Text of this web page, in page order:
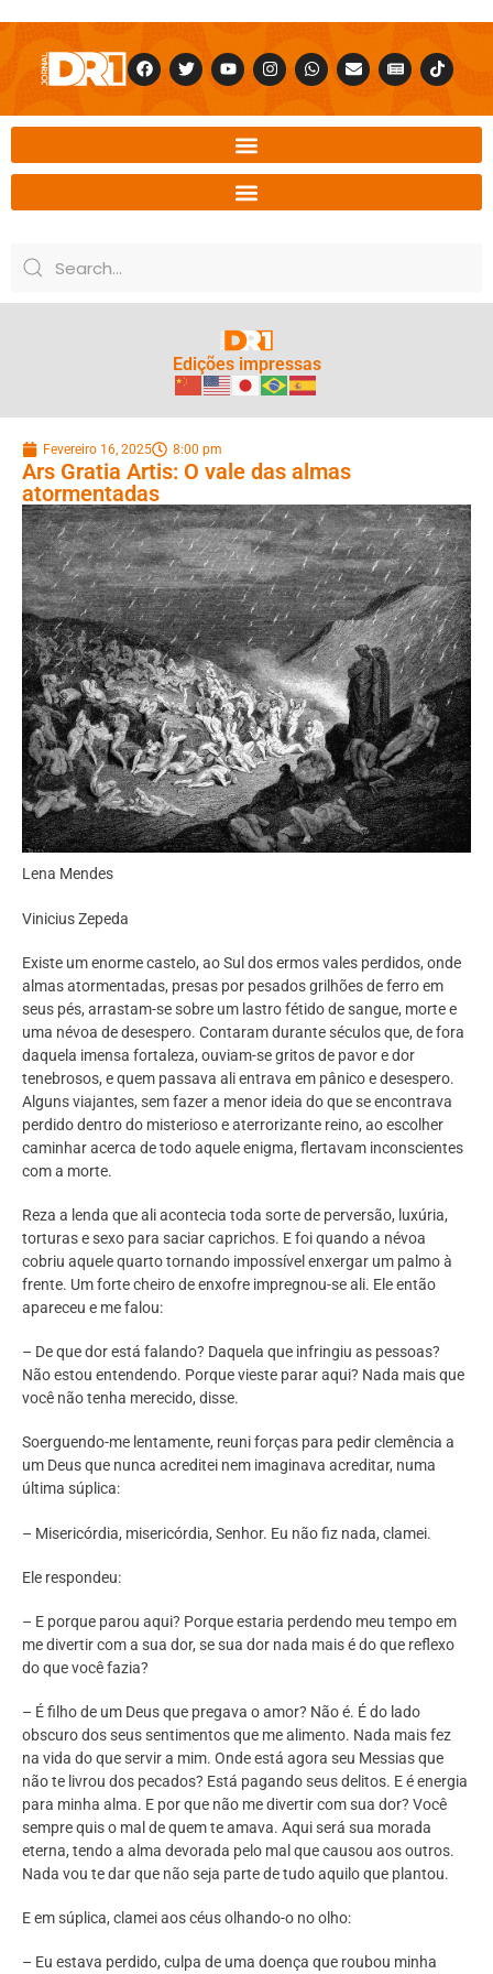
Edições impressas
Fevereiro 16, 2025 8:00 pm
Ars Gratia Artis: O vale das almas
atormentadas
Lena Mendes
Vinicius Zepeda
Existe um enorme castelo, ao Sul dos ermos vales perdidos, onde
almas atormentadas, presas por pesados grilhões de ferro em
seus pés, arrastam-se sobre um lastro fétido de sangue, morte e
uma névoa de desespero. Contaram durante séculos que, de fora
daquela imensa fortaleza, ouviam-se gritos de pavor e dor
tenebrosos, e quem passava ali entrava em pânico e desespero.
Alguns viajantes, sem fazer a menor ideia do que se encontrava
perdido dentro do misterioso e aterrorizante reino, ao escolher
caminhar acerca de todo aquele enigma, flertavam inconscientes
com a morte.
Reza a lenda que ali acontecia toda sorte de perversão, luxúria,
torturas e sexo para saciar caprichos. E foi quando a névoa
cobriu aquele quarto tornando impossível enxergar um palmo à
frente. Um forte cheiro de enxofre impregnou-se ali. Ele então
apareceu e me falou:
– De que dor está falando? Daquela que infringiu as pessoas?
Não estou entendendo. Porque vieste parar aqui? Nada mais que
você não tenha merecido, disse.
Soerguendo-me lentamente, reuni forças para pedir clemência a
um Deus que nunca acreditei nem imaginava acreditar, numa
última súplica:
– Misericórdia, misericórdia, Senhor. Eu não fiz nada, clamei.
Ele respondeu:
– E porque parou aqui? Porque estaria perdendo meu tempo em
me divertir com a sua dor, se sua dor nada mais é do que reflexo
do que você fazia?
– É filho de um Deus que pregava o amor? Não é. É do lado
obscuro dos seus sentimentos que me alimento. Nada mais fez
na vida do que servir a mim. Onde está agora seu Messias que
não te livrou dos pecados? Está pagando seus delitos. E é energia
para minha alma. E por que não me divertir com sua dor? Você
sempre quis o mal de quem te amava. Aqui será sua morada
eterna, tendo a alma devorada pelo mal que causou aos outros.
Nada vou te dar que não seja parte de tudo aquilo que plantou.
E em súplica, clamei aos céus olhando-o no olho:
– Eu estava perdido, culpa de uma doença que roubou minha